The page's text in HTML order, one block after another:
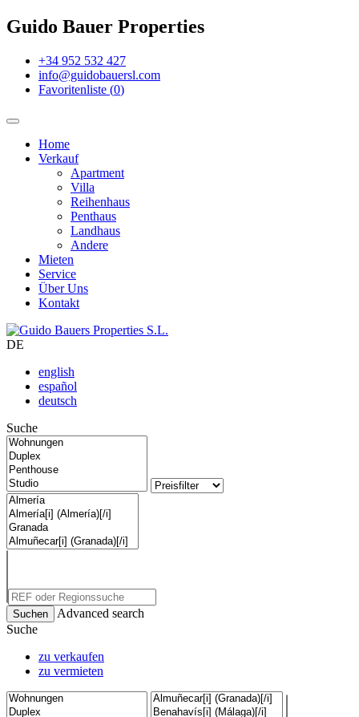
Guido Bauer Properties
+34 952 532 427
info@guidobauersl.com
Favoritenliste (0)
Home
Verkauf
Apartment
Villa
Reihenhaus
Penthaus
Landhaus
Andere
Mieten
Service
Über Uns
Kontakt
DE
english
español
deutsch
Suche
Advanced search
Suche
zu verkaufen
zu vermieten